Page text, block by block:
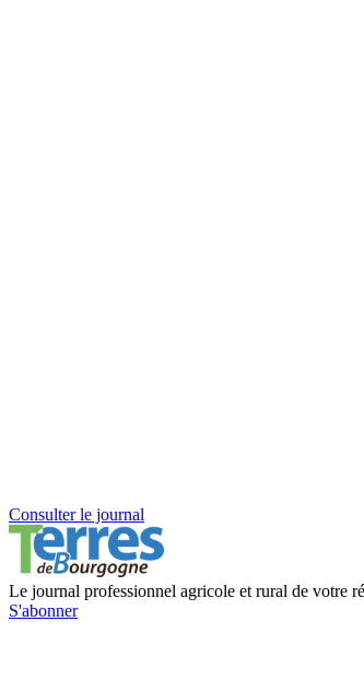
Consulter le journal
Le journal professionnel agricole et rural de votre
S'abonner